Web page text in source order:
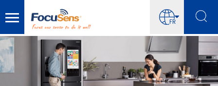
FR